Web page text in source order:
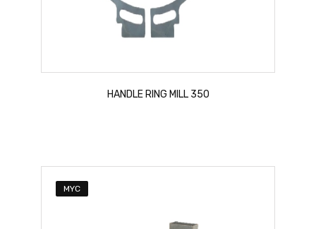
HANDLE RING MILL 350
MYC